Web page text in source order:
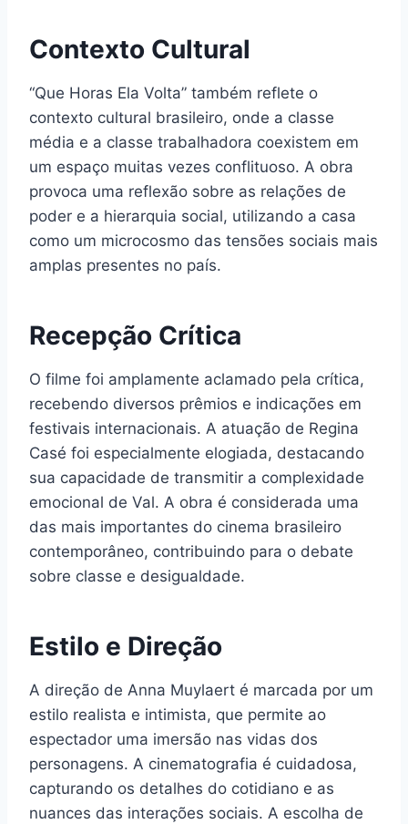
Contexto Cultural
“Que Horas Ela Volta” também reflete o
contexto cultural brasileiro, onde a classe
média e a classe trabalhadora coexistem em
um espaço muitas vezes conflituoso. A obra
provoca uma reflexão sobre as relações de
poder e a hierarquia social, utilizando a casa
como um microcosmo das tensões sociais mais
amplas presentes no país.
Recepção Crítica
O filme foi amplamente aclamado pela crítica,
recebendo diversos prêmios e indicações em
festivais internacionais. A atuação de Regina
Casé foi especialmente elogiada, destacando
sua capacidade de transmitir a complexidade
emocional de Val. A obra é considerada uma
das mais importantes do cinema brasileiro
contemporâneo, contribuindo para o debate
sobre classe e desigualdade.
Estilo e Direção
A direção de Anna Muylaert é marcada por um
estilo realista e intimista, que permite ao
espectador uma imersão nas vidas dos
personagens. A cinematografia é cuidadosa,
capturando os detalhes do cotidiano e as
nuances das interações sociais. A escolha de